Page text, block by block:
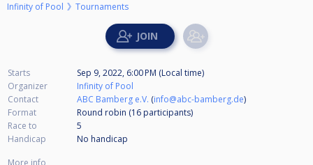
Infinity of Pool Tournaments
Starts
Sep 9, 2022, 6:00 PM (Local time)
Organizer
Infinity of Pool
Contact
ABC Bamberg e.V. (info@abc-bamberg.de)
Format
Round robin (16 participants)
Race to
5
Handicap
No handicap
More info